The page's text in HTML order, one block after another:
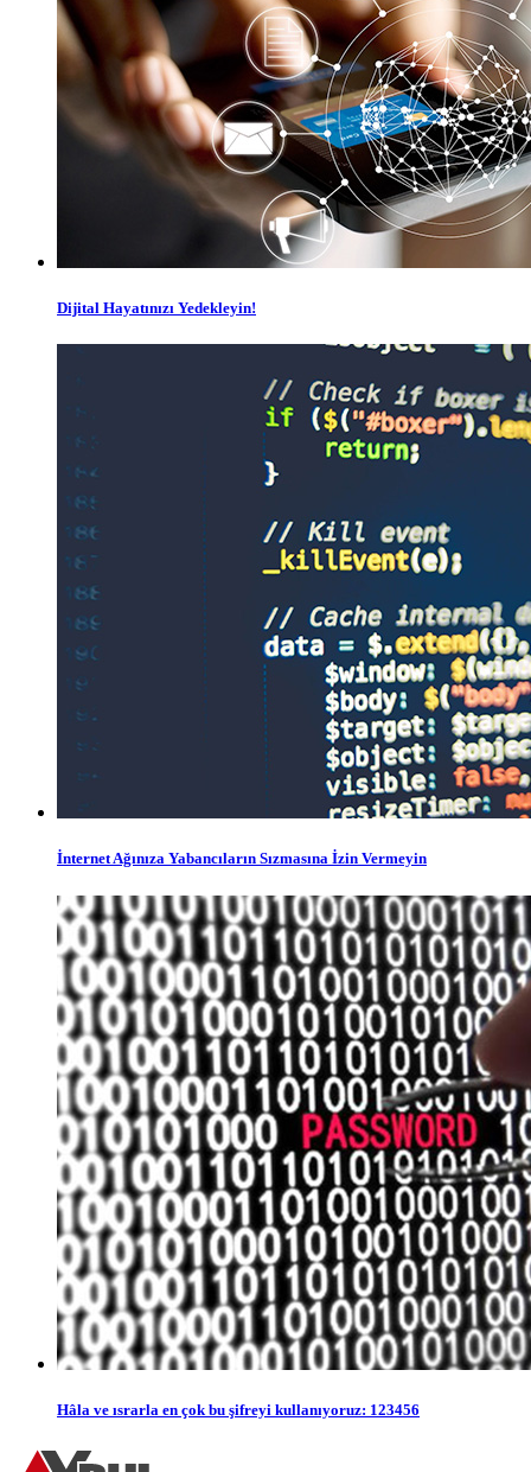
Dijital Hayatınızı Yedekleyin!
İnternet Ağınıza Yabancıların Sızmasına İzin Vermeyin
Hâla ve ısrarla en çok bu şifreyi kullanıyoruz: 123456